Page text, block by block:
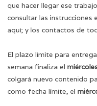
que hacer llegar ese
consultar las instrucciones
aquí; y los contactos de
El plazo límite para
semana finaliza el
colgará nuevo contenido
como fecha límite, el